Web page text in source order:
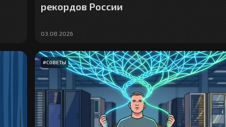
рекордов России
03.08.2026
#СОВЕТЫ